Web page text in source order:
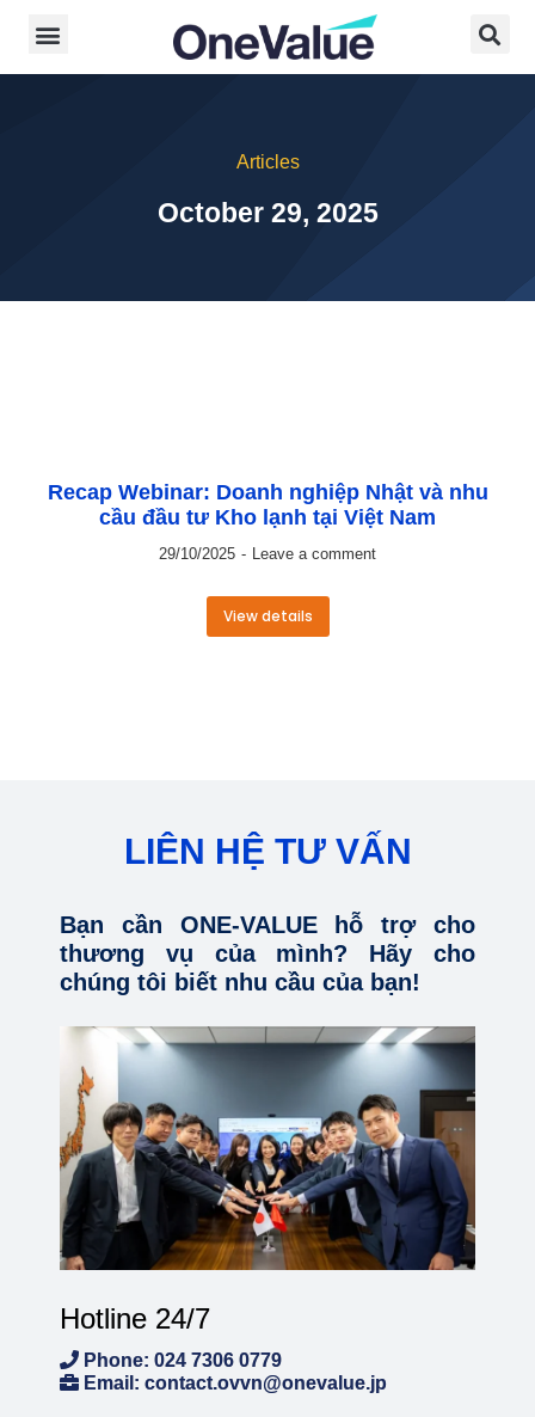
Articles
October 29, 2025
Recap Webinar: Doanh nghiệp Nhật và nhu
cầu đầu tư Kho lạnh tại Việt Nam
29/10/2025 Leave a comment
View details
LIÊN HỆ TƯ VẤN
Bạn cần ONE-VALUE hỗ trợ cho
thương vụ của mình? Hãy cho
chúng tôi biết nhu cầu của bạn!
Hotline 24/7
Phone: 024 7306 0779
Email: contact.ovvn@onevalue.jp